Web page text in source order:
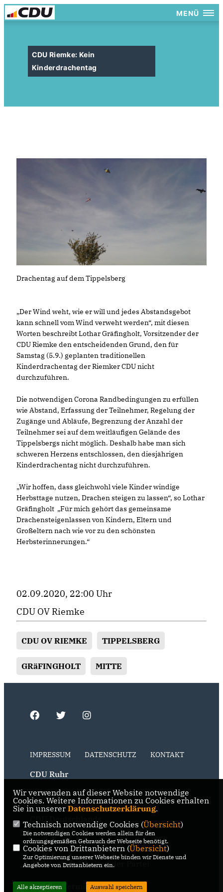
MENÜ
CDU Riemke: Kein
Kinderdrachentag
Drachentag auf dem Tippelsberg
Der Wind weht, wie er will und jedes Abstandsgebot
kann schnell vom Wind verweht werden“, mit diesen
Worten beschreibt Lothar Gräfingholt, Vorsitzender der
CDU Riemke den entscheidenden Grund, den für
Samstag (5.9.) geplanten traditionellen
Kinderdrachentag der Riemker CDU nicht
durchzuführen.
Die notwendigen Corona Randbedingungen zu erfüllen
wie Abstand, Erfassung der Teilnehmer, Regelung der
Zugänge und Abläufe, Begrenzung der Anzahl der
Teilnehmer sei auf dem weitläufigen Gelände des
Tippelsbergs nicht möglich. Deshalb habe man sich
schweren Herzens entschlossen, den diesjährigen
Kinderdrachentag nicht durchzuführen.
Wir hoffen, dass gleichwohl viele Kinder windige
Herbsttage nutzen, Drachen steigen zu lassen“, so Lothar
Gräfingholt „Für mich gehört das gemeinsame
Drachensteigenlassen von Kindern, Eltern und
Großeltern nach wie vor zu den schönsten
Herbsterinnerungen.“
02.09.2020, 22:00 Uhr
CDU OV Riemke
CDU OV RIEMKE TIPPELSBERG
GRäFINGHOLT MITTE
IMPRESSUM DATENSCHUTZ KONTAKT
CDU Ruhr
CDU NRW
RSS der Neuigkeiten der Fraktion
RSS der Neuigkeiten der Partei
RSS der Termine
Wir verwenden auf dieser Website notwendige
Cookies. Weitere Informationen zu Cookies erhalten
Sie in unserer Datenschutzerklärung.
Technisch notwendige Cookies (Übersicht)
Die notwendigen Cookies werden allein für den
ordnungsgemäßen Gebrauch der Webseite benötigt.
Cookies von Drittanbietern (Übersicht)
Zur Optimierung unserer Webseite binden wir Dienste und
Angebote von Drittanbietern ein.
Alle akzeptieren Auswahl speichern